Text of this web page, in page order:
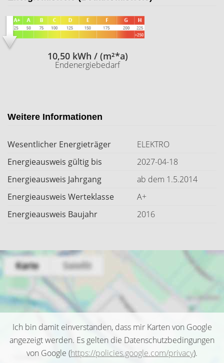
10,50 kWh / (m²*a)
Endenergiebedarf
Weitere Informationen
Wesentlicher Energieträger
ELEKTRO
Energieausweis gültig bis
2027-04-18
Energieausweis Jahrgang
ab dem 1.5.2014
Energieausweis Werteklasse
A+
Energieausweis Baujahr
2016
Ich bin damit einverstanden, dass mir Karten von Google
angezeigt werden. Es gelten die Datenschutzbedingungen
von Google (https://policies.google.com/privacy).